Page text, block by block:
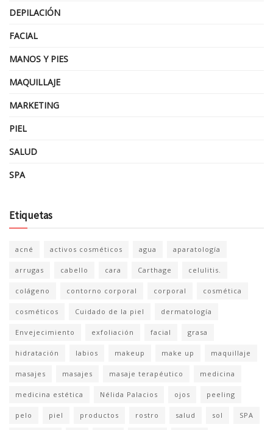
DEPILACIÓN
FACIAL
MANOS Y PIES
MAQUILLAJE
MARKETING
PIEL
SALUD
SPA
Etiquetas
acné activos cosméticos agua aparatología
arrugas cabello cara Carthage celulitis.
colágeno contorno corporal corporal cosmética
cosméticos Cuidado de la piel dermatología
Envejecimiento exfoliación facial grasa
hidratación labios makeup make up maquillaje
masajes masajes masaje terapéutico medicina
medicina estética Nélida Palacios ojos peeling
pelo piel productos rostro salud sol SPA